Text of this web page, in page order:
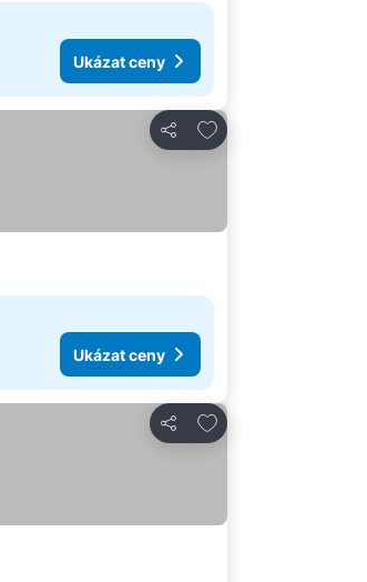
Ukázat ceny
Sdílet
Přidat na seznam
Ukázat ceny
Sdílet
Přidat na seznam